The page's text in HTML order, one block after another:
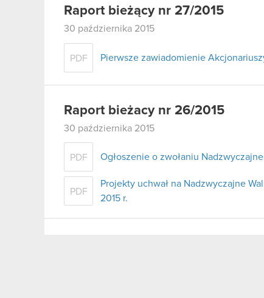
Raport bieżący nr 27/2015
30 października 2015
PDF Pierwsze zawiadomienie
Raport bieżacy nr 26/2015
30 października 2015
PDF Ogłoszenie o zwołaniu
PDF
Projekty uchwał na Nadzwyczajne
2015 r.